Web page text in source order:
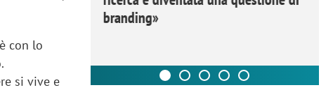
con lo
si vive e
branding»